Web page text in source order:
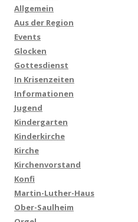
Allgemein
Aus der Region
Events
Glocken
Gottesdienst
In Krisenzeiten
Informationen
Jugend
Kindergarten
Kinderkirche
Kirche
Kirchenvorstand
Konfi
Martin-Luther-Haus
Ober-Saulheim